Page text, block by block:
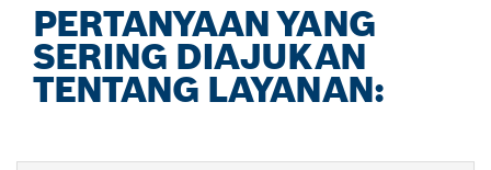
PERTANYAAN YANG
SERING DIAJUKAN
TENTANG LAYANAN: